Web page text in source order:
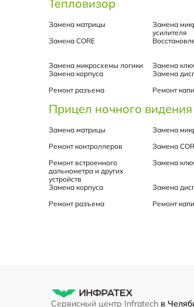
Тепловизор
Замена матрицы
Замена
усилителя
Замена CORE
Замена микросхемы логики
Замена
Замена корпуса
Замена
Ремонт разъема
Ремонт
Прицел ночного видения
Замена матрицы Замена
Ремонт контроллеров
Замена
Ремонт встроенного
дальнометра и других
устройств
Замена
Замена корпуса Замена
Ремонт разъема
Ремонт
Сервисный центр Infratech в